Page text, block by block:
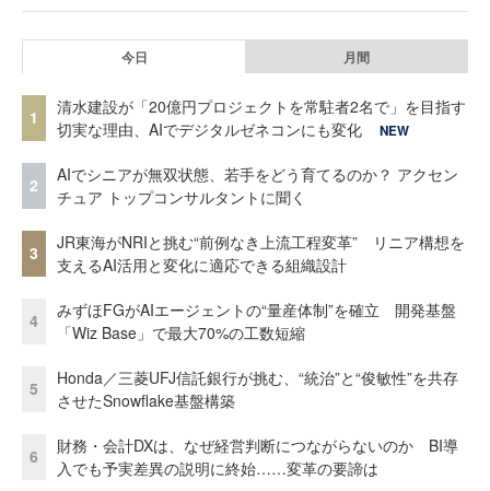
今日 月間
1
清水建設が「20億円プロジェクトを常駐者2名で」を目指す
切実な理由、AIでデジタルゼネコンにも変化
NEW
2
AIでシニアが無双状態、若手をどう育てるのか？ アクセン
チュア トップコンサルタントに聞く
3
JR東海がNRIと挑む“前例なき上流工程変革” リニア構想を
支えるAI活用と変化に適応できる組織設計
4
みずほFGがAIエージェントの“量産体制”を確立 開発基盤
「Wiz Base」で最大70%の工数短縮
5
Honda／三菱UFJ信託銀行が挑む、“統治”と“俊敏性”を共存
させたSnowflake基盤構築
6
財務・会計DXは、なぜ経営判断につながらないのか BI導
入でも予実差異の説明に終始……変革の要諦は